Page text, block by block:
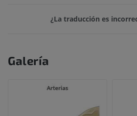
¿La traducción es
Galería